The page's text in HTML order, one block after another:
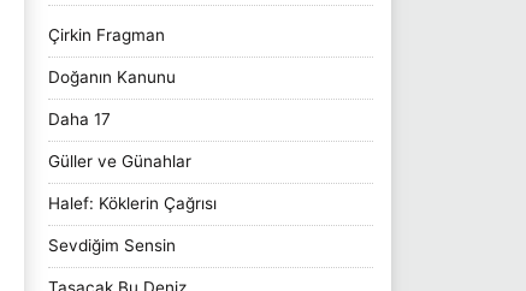
Çirkin Fragman
Doğanın Kanunu
Daha 17
Güller ve Günahlar
Halef: Köklerin Çağrısı
Sevdiğim Sensin
Taşacak Bu Deniz